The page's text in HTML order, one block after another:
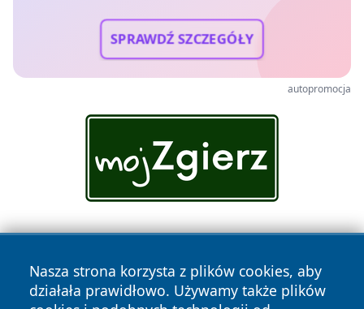
SPRAWDŹ SZCZEGÓŁY
autopromocja
Nasza strona korzysta z plików cookies, aby
działała prawidłowo. Używamy także plików